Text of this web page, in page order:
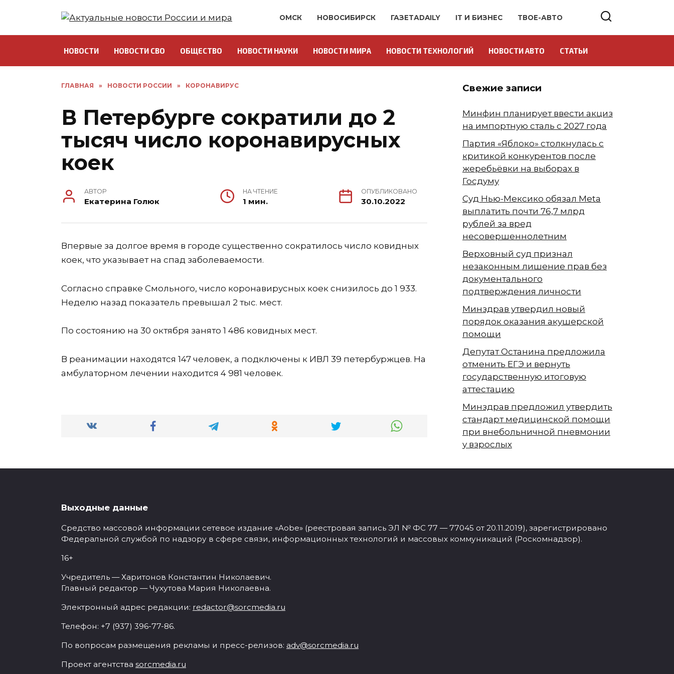
ОМСК НОВОСИБИРСК ГАЗЕТАDAILY IT И БИЗНЕС ТВОЕ-АВТО
НОВОСТИ НОВОСТИ СВО ОБЩЕСТВО НОВОСТИ НАУКИ НОВОСТИ МИРА НОВОСТИ ТЕХНОЛОГИЙ НОВОСТИ АВТО СТАТЬИ
ГЛАВНАЯ » НОВОСТИ РОССИИ » КОРОНАВИРУС
В Петербурге сократили до 2
тысяч число коронавирусных
коек
АВТОР
Екатерина Голюк
НА ЧТЕНИЕ
1 мин.
ОПУБЛИКОВАНО
30.10.2022
Впервые за долгое время в городе существенно сократилось число ковидных
коек, что указывает на спад заболеваемости.
Согласно справке Смольного, число коронавирусных коек снизилось до 1 933.
Неделю назад показатель превышал 2 тыс. мест.
По состоянию на 30 октября занято 1 486 ковидных мест.
В реанимации находятся 147 человек, а подключены к ИВЛ 39 петербуржцев. На
амбулаторном лечении находится 4 981 человек.
Свежие записи
Минфин планирует ввести акциз
на импортную сталь с 2027 года
Партия «Яблоко» столкнулась с
критикой конкурентов после
жеребьёвки на выборах в
Госдуму
Суд Нью-Мексико обязал Meta
выплатить почти 76,7 млрд
рублей за вред
несовершеннолетним
Верховный суд признал
незаконным лишение прав без
документального
подтверждения личности
Минздрав утвердил новый
порядок оказания акушерской
помощи
Депутат Останина предложила
отменить ЕГЭ и вернуть
государственную итоговую
аттестацию
Минздрав предложил утвердить
стандарт медицинской помощи
при внебольничной пневмонии
у взрослых
Выходные данные
Средство массовой информации сетевое издание «Aobe» (реестровая запись ЭЛ № ФС 77 — 77045 от 20.11.2019), зарегистрировано
Федеральной службой по надзору в сфере связи, информационных технологий и массовых коммуникаций (Роскомнадзор).
16+
Учредитель — Харитонов Константин Николаевич.
Главный редактор — Чухутова Мария Николаевна.
Электронный адрес редакции: redactor@sorcmedia.ru
Телефон: +7 (937) 396-77-86.
По вопросам размещения рекламы и пресс-релизов: adv@sorcmedia.ru
Проект агентства sorcmedia.ru